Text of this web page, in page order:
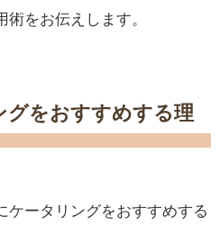
をお伝えします。
グをおすすめする理
ケータリングをおすすめする